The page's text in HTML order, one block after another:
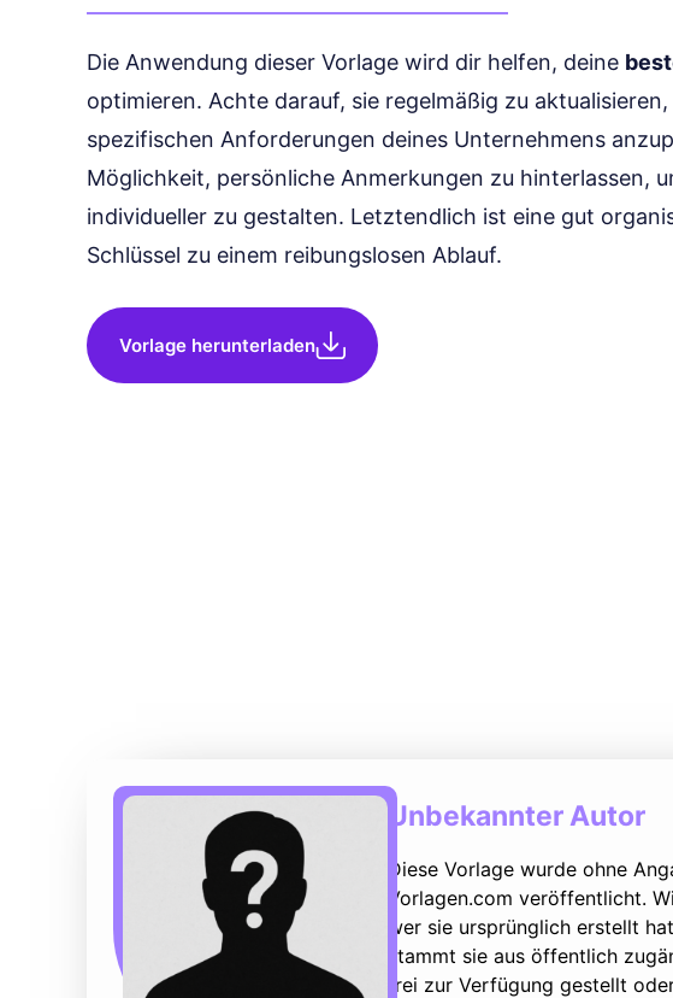
Die Anwendung dieser Vorlage wird dir helfen, deine
optimieren. Achte darauf, sie regelmäßig zu aktualisieren,
spezifischen Anforderungen deines Unternehmens
Möglichkeit, persönliche Anmerkungen zu hinterlassen,
individueller zu gestalten. Letztendlich ist eine gut
Schlüssel zu einem reibungslosen Ablauf.
Vorlage herunterladen
Unbekannter Autor
Diese Vorlage wurde ohne
Vorlagen.com veröffentlicht.
wer sie ursprünglich erstellt
stammt sie aus öffentlich
frei zur Verfügung gestellt